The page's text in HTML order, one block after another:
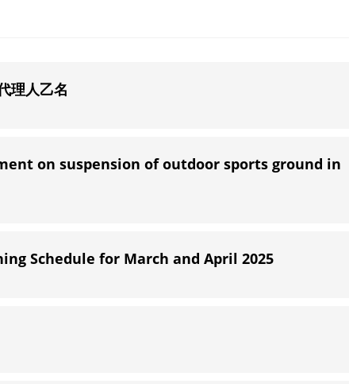
理人乙名
on suspension of outdoor sports ground in
Schedule for March and April 2025